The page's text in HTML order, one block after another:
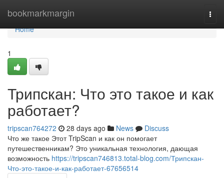
bookmarkmargin
Home
Home
1
Трипскан: Что это такое и как
работает?
tripscan764272 28 days ago News
Discuss
Что же такое Этот TripScan и как он помогает
путешественникам? Это уникальная технология, дающая
возможность https://tripscan746813.total-blog.com/Трипскан-
Что-это-такое-и-как-работает-67656514